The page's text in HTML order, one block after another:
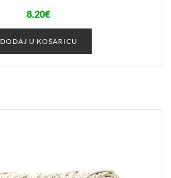
8.20€
DODAJ U KOŠARICU